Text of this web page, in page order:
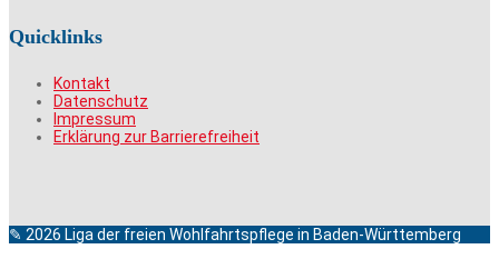
Quicklinks
Kontakt
Datenschutz
Impressum
Erklärung zur Barrierefreiheit
✎ 2026 Liga der freien Wohlfahrtspflege in Baden-Württemberg